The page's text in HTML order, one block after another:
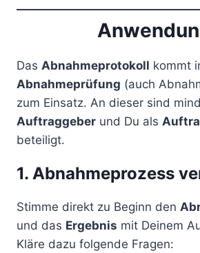
Das Abnahmeprotokoll kommt
Abnahmeprüfung (auch
zum Einsatz. An dieser sind
Auftraggeber und Du als
beteiligt.
1. Abnahmeprozess
Stimme direkt zu Beginn den
und das Ergebnis mit Deinem
Kläre dazu folgende Fragen: